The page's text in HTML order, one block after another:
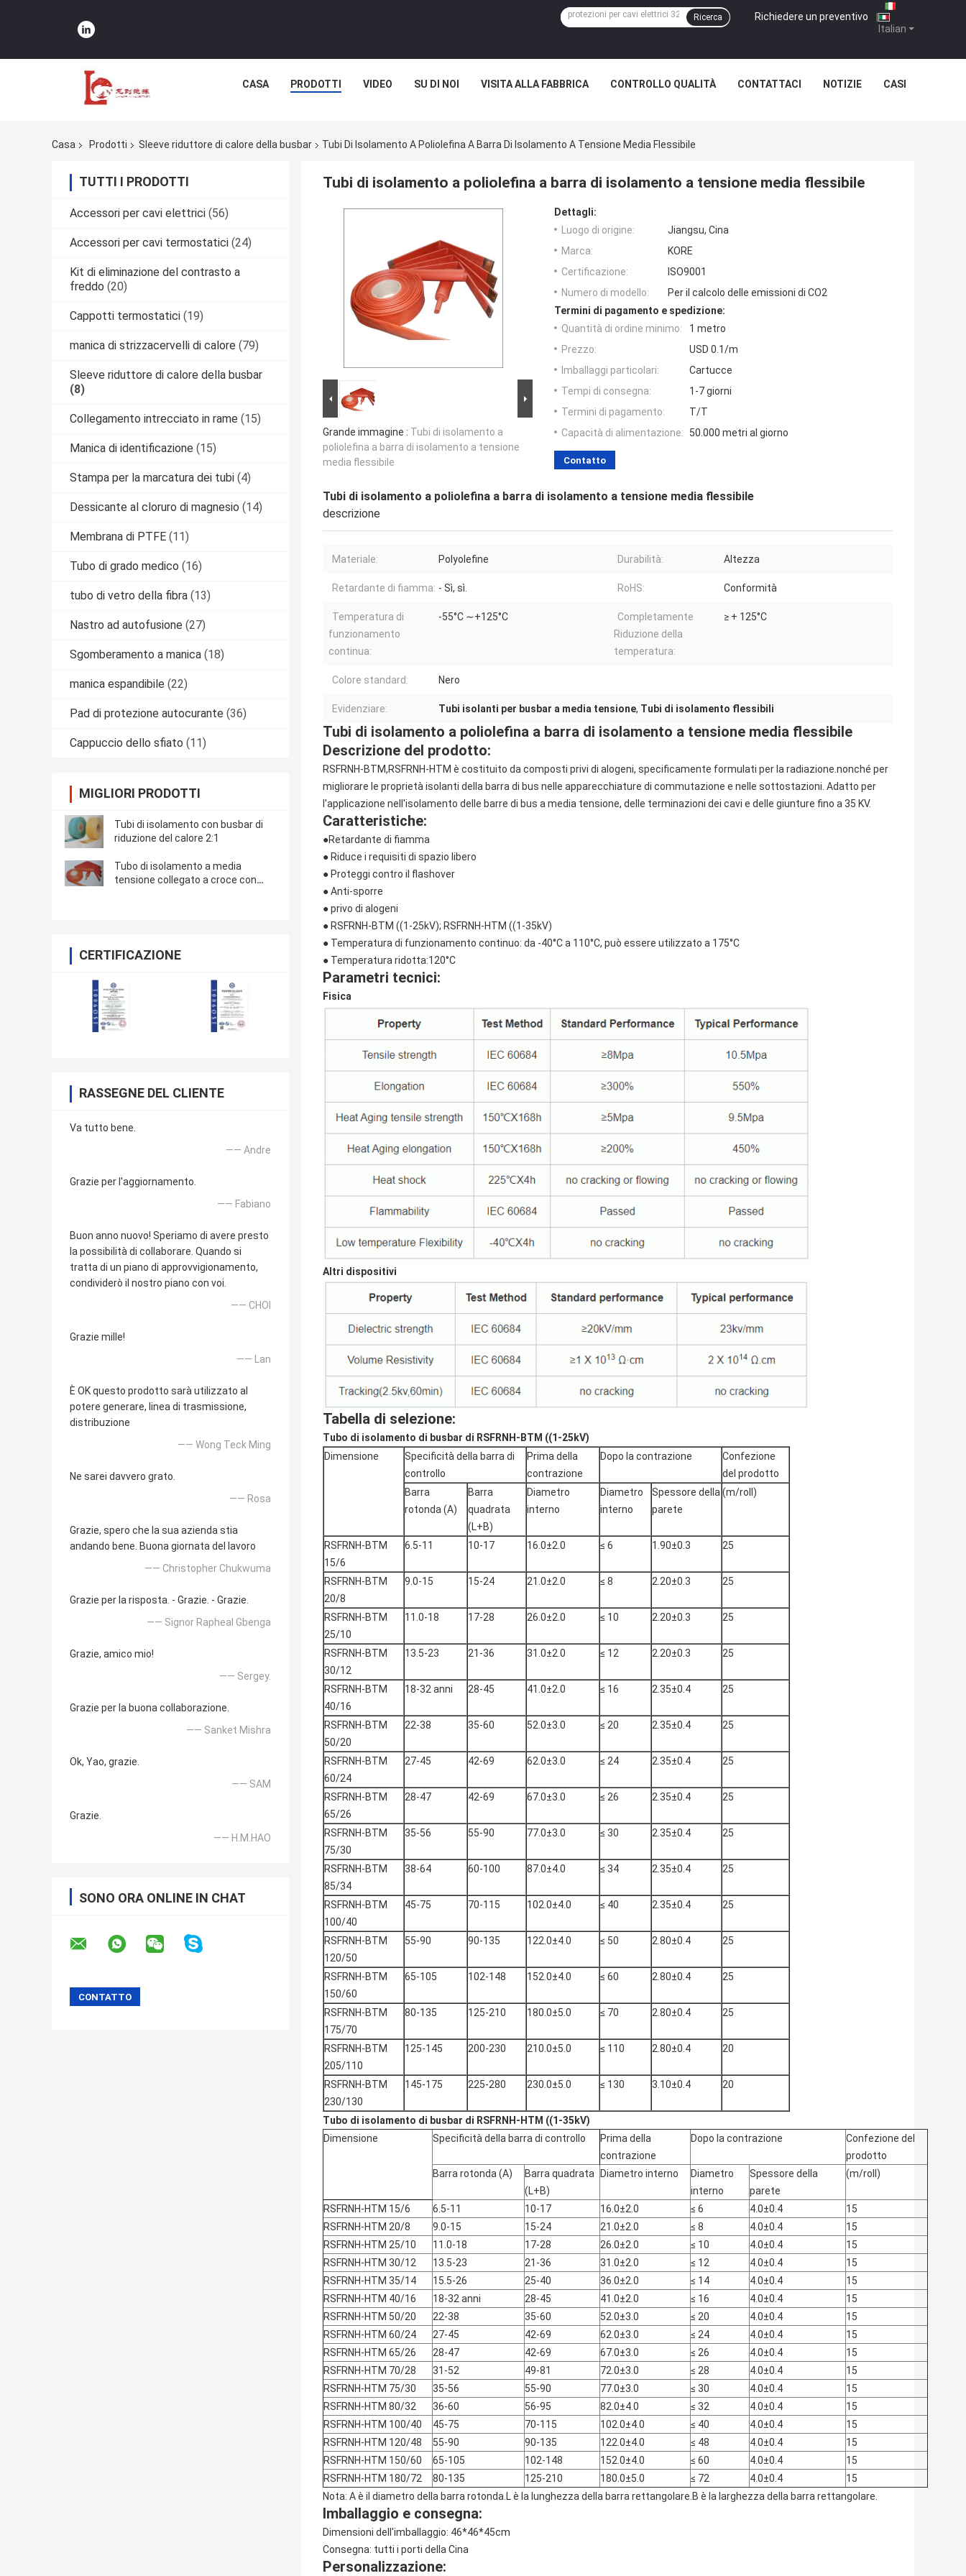
Italian
Richiedere un preventivo |
Ricerca
CASA PRODOTTI VIDEO SU DI NOI VISITA ALLA FABBRICA CONTROLLO QUALITÀ CONTATTACI NOTIZIE CASI
Casa Prodotti Sleeve riduttore di calore della busbar Tubi Di Isolamento A Poliolefina A Barra Di Isolamento A Tensione Media Flessibile
TUTTI I PRODOTTI
Accessori per cavi elettrici (56)
Accessori per cavi termostatici (24)
Kit di eliminazione del contrasto a
freddo (20)
Cappotti termostatici (19)
manica di strizzacervelli di calore (79)
Sleeve riduttore di calore della busbar
(8)
Collegamento intrecciato in rame (15)
Manica di identificazione (15)
Stampa per la marcatura dei tubi (4)
Dessicante al cloruro di magnesio (14)
Membrana di PTFE (11)
Tubo di grado medico (16)
tubo di vetro della fibra (13)
Nastro ad autofusione (27)
Sgomberamento a manica (18)
manica espandibile (22)
Pad di protezione autocurante (36)
Cappuccio dello sfiato (11)
MIGLIORI PRODOTTI
Tubi di isolamento con busbar di
riduzione del calore 2:1
Tubo di isolamento a media
tensione collegato a croce con
CERTIFICAZIONE
RASSEGNE DEL CLIENTE
Va tutto bene.
—— Andre
Grazie per l'aggiornamento.
—— Fabiano
Buon anno nuovo! Speriamo di avere presto
la possibilità di collaborare. Quando si
tratta di un piano di approvvigionamento,
condividerò il nostro piano con voi.
—— CHOI
Grazie mille!
—— Lan
È OK questo prodotto sarà utilizzato al
potere generare, linea di trasmissione,
distribuzione
—— Wong Teck Ming
Ne sarei davvero grato.
—— Rosa
Grazie, spero che la sua azienda stia
andando bene. Buona giornata del lavoro
—— Christopher Chukwuma
Grazie per la risposta. - Grazie. - Grazie.
—— Signor Rapheal Gbenga
Grazie, amico mio!
—— Sergey.
Grazie per la buona collaborazione.
—— Sanket Mishra
Ok, Yao, grazie.
—— SAM
Grazie.
—— H.M.HAO
SONO ORA ONLINE IN CHAT
Tubi di isolamento a poliolefina a barra di isolamento a tensione media flessibile
Grande immagine : Tubi di isolamento a
poliolefina a barra di isolamento a tensione
media flessibile
Dettagli:
Luogo di origine:
Jiangsu, Cina
Marca:
KORE
Certificazione:
ISO9001
Numero di modello:
Per il calcolo delle emissioni di CO2
Termini di pagamento e spedizione:
Quantità di ordine minimo:
1 metro
Prezzo:
USD 0.1/m
Imballaggi particolari:
Cartucce
Tempi di consegna:
1-7 giorni
Termini di pagamento:
T/T
Capacità di alimentazione:
50.000 metri al giorno
Contatto
Tubi di isolamento a poliolefina a barra di isolamento a tensione media flessibile
descrizione
Materiale: Polyolefine Durabilità: Altezza
Retardante di fiamma: - Sì, sì. RoHS: Conformità
Temperatura di
funzionamento
continua:
-55°C ∼+125°C
Completamente
Riduzione della
temperatura:
≥ + 125°C
Colore standard: Nero
Evidenziare: Tubi isolanti per busbar a media tensione, Tubi di isolamento flessibili
Tubi di isolamento a poliolefina a barra di isolamento a tensione media flessibile
Descrizione del prodotto:
RSFRNH-BTM,RSFRNH-HTM è costituito da composti privi di alogeni, specificamente formulati per la radiazione.nonché per
migliorare le proprietà isolanti della barra di bus nelle apparecchiature di commutazione e nelle sottostazioni. Adatto per
l'applicazione nell'isolamento delle barre di bus a media tensione, delle terminazioni dei cavi e delle giunture fino a 35 KV.
Caratteristiche:
●Retardante di fiamma
● Riduce i requisiti di spazio libero
● Proteggi contro il flashover
● Anti-sporre
● privo di alogeni
● RSFRNH-BTM ((1-25kV); RSFRNH-HTM ((1-35kV)
● Temperatura di funzionamento continuo: da -40°C a 110°C, può essere utilizzato a 175°C
● Temperatura ridotta:120°C
Parametri tecnici:
Fisica
Altri dispositivi
Tabella di selezione:
Tubo di isolamento di busbar di RSFRNH-BTM ((1-25kV)
Dimensione
Specificità della barra di
controllo
Prima della
contrazione
Dopo la contrazione
Confezione
del prodotto
Barra
rotonda (A)
Barra
quadrata
(L+B)
Diametro
interno
Diametro
interno
Spessore della
parete
(m/roll)
RSFRNH-BTM
15/6
6.5-11 10-17 16.0±2.0 ≤ 6 1.90±0.3 25
RSFRNH-BTM
20/8
9.0-15 15-24 21.0±2.0 ≤ 8 2.20±0.3 25
RSFRNH-BTM
25/10
11.0-18 17-28 26.0±2.0 ≤ 10 2.20±0.3 25
RSFRNH-BTM
30/12
13.5-23 21-36 31.0±2.0 ≤ 12 2.20±0.3 25
RSFRNH-BTM
40/16
18-32 anni 28-45 41.0±2.0 ≤ 16 2.35±0.4 25
RSFRNH-BTM
50/20
22-38 35-60 52.0±3.0 ≤ 20 2.35±0.4 25
RSFRNH-BTM
60/24
27-45 42-69 62.0±3.0 ≤ 24 2.35±0.4 25
RSFRNH-BTM
65/26
28-47 42-69 67.0±3.0 ≤ 26 2.35±0.4 25
RSFRNH-BTM
75/30
35-56 55-90 77.0±3.0 ≤ 30 2.35±0.4 25
RSFRNH-BTM
85/34
38-64 60-100 87.0±4.0 ≤ 34 2.35±0.4 25
RSFRNH-BTM
100/40
45-75 70-115 102.0±4.0 ≤ 40 2.35±0.4 25
RSFRNH-BTM
120/50
55-90 90-135 122.0±4.0 ≤ 50 2.80±0.4 25
RSFRNH-BTM
150/60
65-105 102-148 152.0±4.0 ≤ 60 2.80±0.4 25
RSFRNH-BTM
175/70
80-135 125-210 180.0±5.0 ≤ 70 2.80±0.4 25
RSFRNH-BTM
205/110
125-145 200-230 210.0±5.0 ≤ 110 2.80±0.4 20
RSFRNH-BTM
230/130
145-175 225-280 230.0±5.0 ≤ 130 3.10±0.4 20
Tubo di isolamento di busbar di RSFRNH-HTM ((1-35kV)
Dimensione
Specificità della barra di controllo
Prima della
contrazione
Dopo la contrazione
Confezione del
prodotto
Barra rotonda (A)
Barra quadrata
(L+B)
Diametro interno
Diametro
interno
Spessore della
parete
(m/roll)
RSFRNH-HTM 15/6 6.5-11 10-17 16.0±2.0 ≤ 6 4.0±0.4
15
RSFRNH-HTM 20/8
9.0-15 15-24 21.0±2.0 ≤ 8 4.0±0.4
15
RSFRNH-HTM 25/10
11.0-18 17-28 26.0±2.0 ≤ 10 4.0±0.4
15
RSFRNH-HTM 30/12
13.5-23 21-36 31.0±2.0 ≤ 12 4.0±0.4
15
RSFRNH-HTM 35/14
15.5-26 25-40 36.0±2.0 ≤ 14 4.0±0.4
15
RSFRNH-HTM 40/16
18-32 anni 28-45 41.0±2.0 ≤ 16 4.0±0.4
15
RSFRNH-HTM 50/20
22-38 35-60 52.0±3.0 ≤ 20 4.0±0.4
15
RSFRNH-HTM 60/24
27-45 42-69 62.0±3.0 ≤ 24 4.0±0.4
15
RSFRNH-HTM 65/26
28-47 42-69 67.0±3.0 ≤ 26 4.0±0.4
15
RSFRNH-HTM 70/28
31-52 49-81 72.0±3.0 ≤ 28 4.0±0.4
15
RSFRNH-HTM 75/30
35-56 55-90 77.0±3.0 ≤ 30 4.0±0.4
15
RSFRNH-HTM 80/32
36-60 56-95 82.0±4.0 ≤ 32 4.0±0.4
15
RSFRNH-HTM 100/40
45-75 70-115 102.0±4.0 ≤ 40 4.0±0.4
15
RSFRNH-HTM 120/48
55-90 90-135 122.0±4.0 ≤ 48 4.0±0.4
15
RSFRNH-HTM 150/60
65-105 102-148 152.0±4.0 ≤ 60 4.0±0.4
15
RSFRNH-HTM 180/72
80-135 125-210 180.0±5.0 ≤ 72 4.0±0.4
15
Nota: A è il diametro della barra rotonda.L è la lunghezza della barra rettangolare.B è la larghezza della barra rettangolare.
Imballaggio e consegna:
Dimensioni dell'imballaggio: 46*46*45cm
Consegna: tutti i porti della Cina
Personalizzazione: